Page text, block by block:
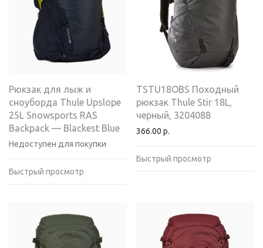
Рюкзак для лыж и
сноуборда Thule Upslope
25L Snowsports RAS
Backpack — Blackest Blue
Недоступен для покупки
Быстрый просмотр
TSTU18OBS Походный
рюкзак Thule Stir 18L,
черный, 3204088
366.00 р.
Быстрый просмотр